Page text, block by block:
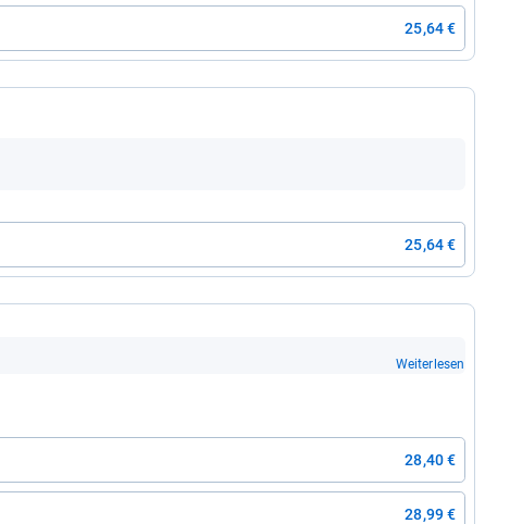
25,64 €
25,64 €
Weiterlesen
28,40 €
28,99 €